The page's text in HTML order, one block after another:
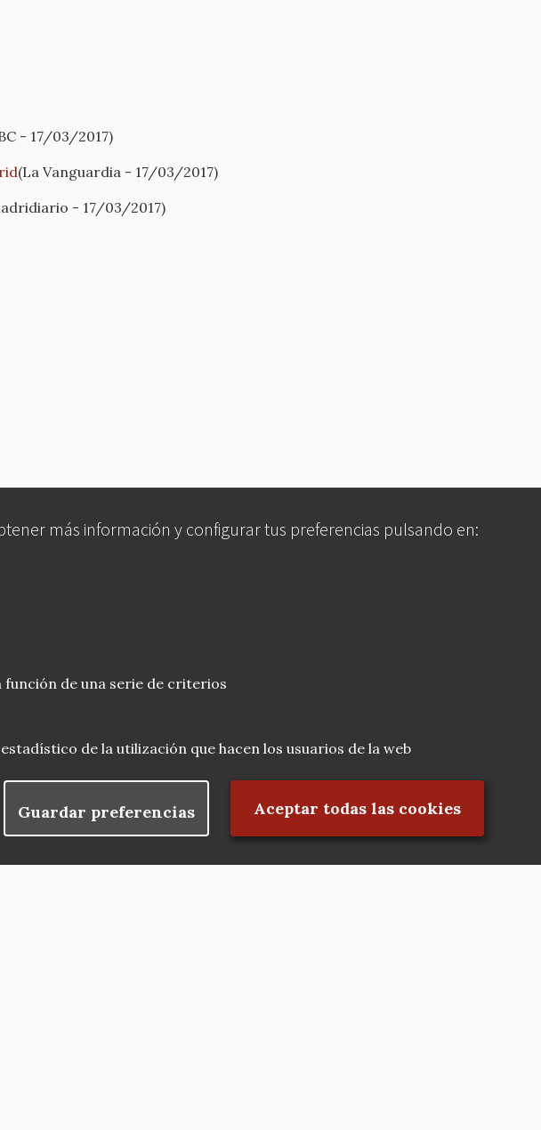
más información y configurar tus preferencias pulsando en:
de una serie de criterios
de la utilización que hacen los usuarios de la web
Guardar preferencias Aceptar todas las cookies
Rechazar el consentimiento
- 17/03/2017)
(La Vanguardia - 17/03/2017)
- 17/03/2017)